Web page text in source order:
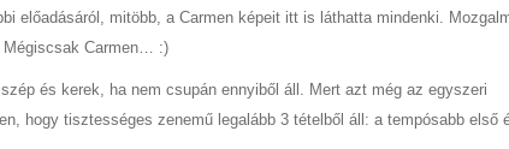
előadásáról, mitöbb, a Carmen képeit itt is láthatta mindenki.
Carmen… :)
és kerek, ha nem csupán ennyiből áll. Mert azt még az egyszeri
hogy tisztességes zenemű legalább 3 tételből áll: a tempósabb első